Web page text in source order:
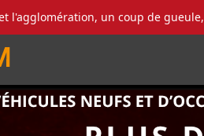
l'agglomération, un coup de